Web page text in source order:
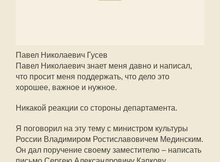
Павел Николаевич Гусев
Павел Николаевич знает меня давно и написал,
что просит меня поддержать, что дело это
хорошее, важное и нужное.
Никакой реакции со стороны департамента.
Я поговорил на эту тему с министром культуры
России Владимиром Ростиславовичем Мединским.
Он дал поручение своему заместителю – написать